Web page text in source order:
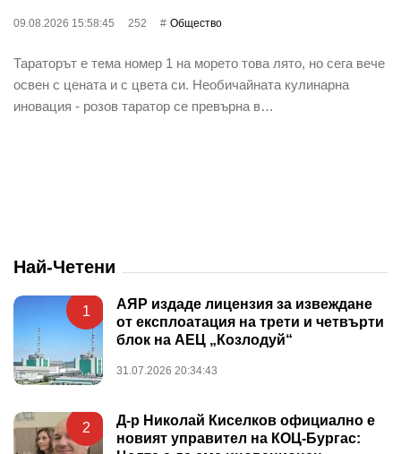
09.08.2026 15:58:45 252 Общество
Тараторът е тема номер 1 на морето това лято, но сега вече
освен с цената и с цвета си. Необичайната кулинарна
иновация - розов таратор се превърна в…
Най-Четени
1
АЯР издаде лицензия за извеждане
от експлоатация на трети и четвърти
блок на АЕЦ „Козлодуй“
31.07.2026 20:34:43
2
Д-р Николай Киселков официално е
новият управител на КОЦ-Бургас: